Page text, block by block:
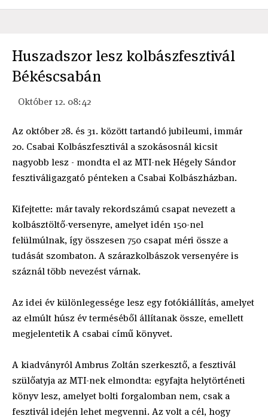
Huszadszor lesz kolbászfesztivál
Békéscsabán
Október 12. 08:42
Az október 28. és 31. között tartandó jubileumi, immár
20. Csabai Kolbászfesztivál a szokásosnál kicsit
nagyobb lesz - mondta el az MTI-nek Hégely Sándor
fesztiváligazgató pénteken a Csabai Kolbászházban.
Kifejtette: már tavaly rekordszámú csapat nevezett a
kolbásztöltő-versenyre, amelyet idén 150-nel
felülmúlnak, így összesen 750 csapat méri össze a
tudását szombaton. A szárazkolbászok versenyére is
száznál több nevezést várnak.
Az idei év különlegessége lesz egy fotókiállítás, amelyet
az elmúlt húsz év terméséből állítanak össze, emellett
megjelentetik A csabai című könyvet.
A kiadványról Ambrus Zoltán szerkesztő, a fesztivál
szülőatyja az MTI-nek elmondta: egyfajta helytörténeti
könyv lesz, amelyet bolti forgalomban nem, csak a
fesztivál idején lehet megvenni. Az volt a cél, hogy